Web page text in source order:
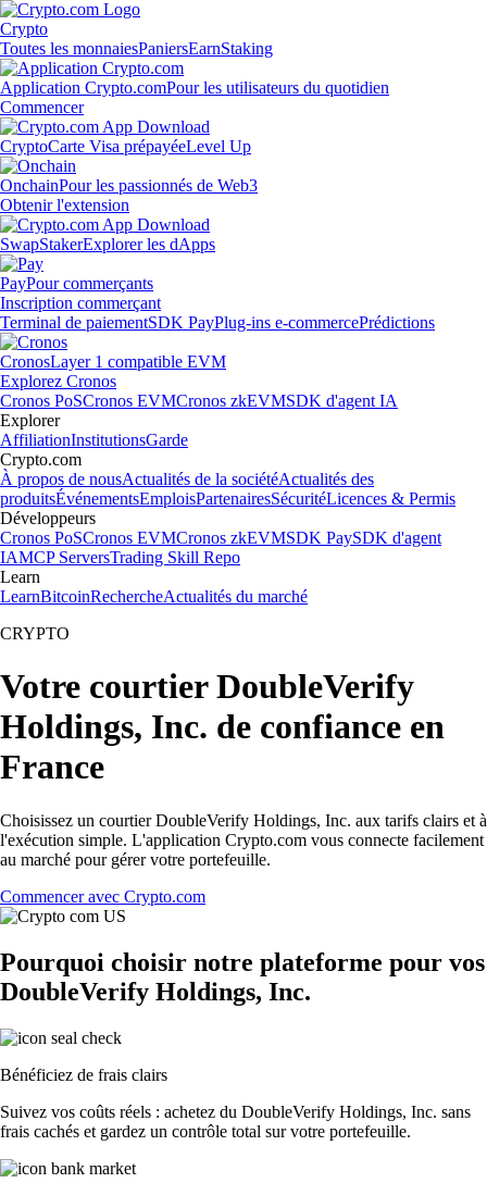
Crypto
Toutes les monnaiesPaniersEarnStaking
Application Crypto.comPour les utilisateurs du quotidien
Commencer
CryptoCarte Visa prépayéeLevel Up
OnchainPour les passionnés de Web3
Obtenir l'extension
SwapStakerExplorer les dApps
PayPour commerçants
Inscription commerçant
Terminal de paiementSDK PayPlug-ins e-commercePrédictions
CronosLayer 1 compatible EVM
Explorez Cronos
Cronos PoSCronos EVMCronos zkEVMSDK d'agent IA
Explorer
AffiliationInstitutionsGarde
Crypto.com
À propos de nousActualités de la sociétéActualités des
produitsÉvénementsEmploisPartenairesSécuritéLicences & Permis
Développeurs
Cronos PoSCronos EVMCronos zkEVMSDK PaySDK d'agent
IAMCP ServersTrading Skill Repo
Learn
LearnBitcoinRechercheActualités du marché
CRYPTO
Votre courtier DoubleVerify
Holdings, Inc. de confiance en
France
Choisissez un courtier DoubleVerify Holdings, Inc. aux tarifs clairs et à
l'exécution simple. L'application Crypto.com vous connecte facilement
au marché pour gérer votre portefeuille.
Commencer avec Crypto.com
Pourquoi choisir notre plateforme pour vos
DoubleVerify Holdings, Inc.
Bénéficiez de frais clairs
Suivez vos coûts réels : achetez du DoubleVerify Holdings, Inc. sans
frais cachés et gardez un contrôle total sur votre portefeuille.